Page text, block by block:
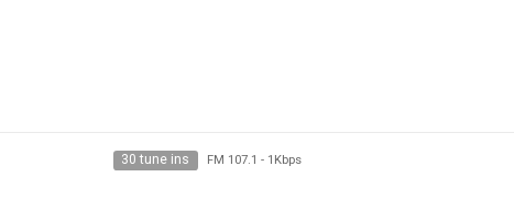
30 tune ins FM 107.1 - 1Kbps